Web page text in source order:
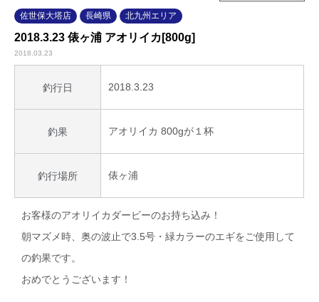
佐世保大塔店 長崎県 北九州エリア
2018.3.23 俵ヶ浦 アオリイカ[800g]
2018.03.23
釣行日 2018.3.23
釣果 アオリイカ 800gが１杯
釣行場所 俵ヶ浦
お客様のアオリイカダービーのお持ち込み！
朝マズメ時、奥の波止で3.5号・緑カラーのエギをご使用して
の釣果です。
おめでとうございます！